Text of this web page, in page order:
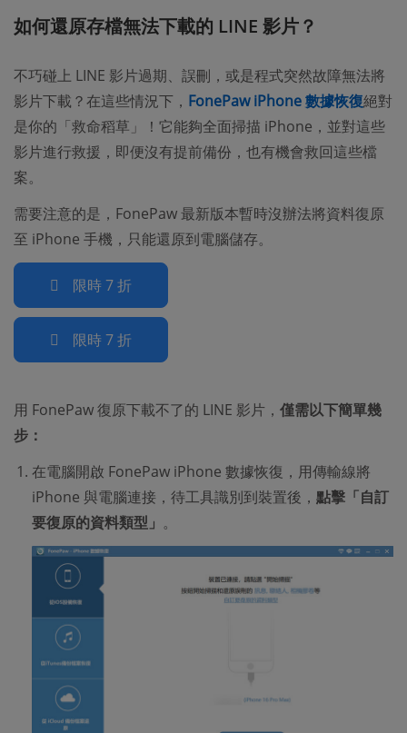
如何還原存檔無法下載的 LINE 影片？
不巧碰上 LINE 影片過期、誤刪，或是程式突然故障無法將
影片下載？在這些情況下， FonePaw iPhone 數據恢復絕對
是你的「救命稻草」！它能夠全面掃描 iPhone，並對這些
影片進行救援，即便沒有提前備份，也有機會救回這些檔
案。
需要注意的是，FonePaw 最新版本暫時沒辦法將資料復原
至 iPhone 手機，只能還原到電腦儲存。
限時 7 折
限時 7 折
用 FonePaw 復原下載不了的 LINE 影片， 僅需以下簡單幾
步：
在電腦開啟 FonePaw iPhone 數據恢復，用傳輸線將
iPhone 與電腦連接，待工具識別到裝置後， 點擊「自訂
要復原的資料類型」 。